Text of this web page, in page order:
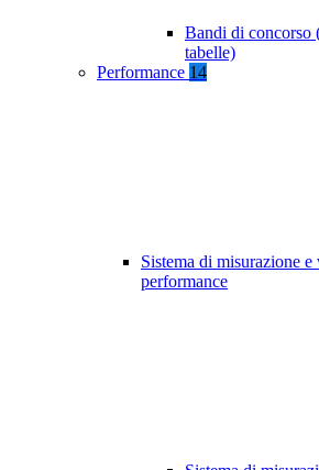
Bandi di concorso
tabelle)
Performance 14
Sistema di misurazione
performance